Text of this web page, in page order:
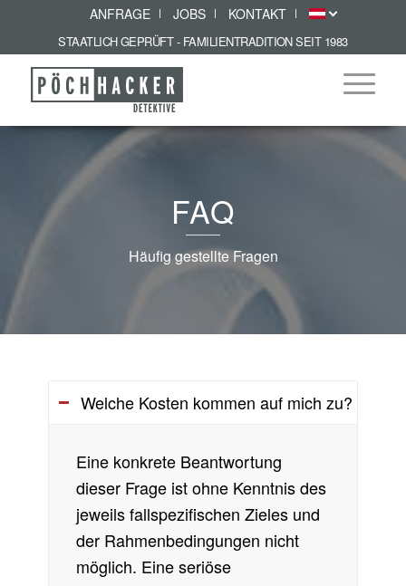
ANFRAGE JOBS KONTAKT
STAATLICH GEPRÜFT - FAMILIENTRADITION SEIT 1983
FAQ
Häufig gestellte Fragen
Welche Kosten kommen auf mich zu?
Eine konkrete Beantwortung
dieser Frage ist ohne Kenntnis des
jeweils fallspezifischen Zieles und
der Rahmenbedingungen nicht
möglich. Eine seriöse